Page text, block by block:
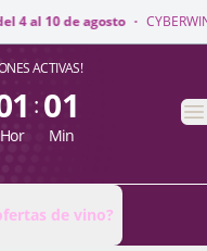
2026 · del 4 al 10 de
ACTIVAS!
Hor
: 01
Min
de vino?